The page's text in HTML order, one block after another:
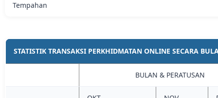
Tempahan
STATISTIK TRANSAKSI PERKHIDMATAN ONLINE SECARA
BULAN & PERATUSAN